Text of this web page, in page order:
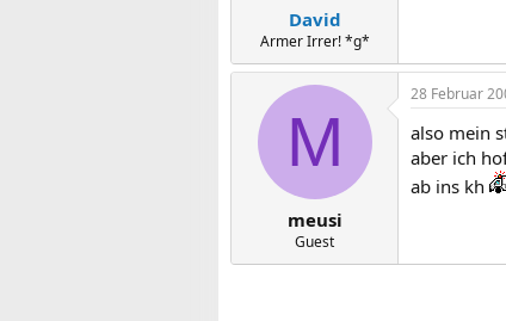
David
Armer Irrer! *g*
M
meusi
Guest
28 Februar
also mein
aber ich
ab ins kh